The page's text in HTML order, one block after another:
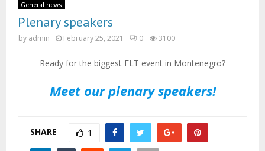
General news
Plenary speakers
by admin February 25, 2021 0 3100
Ready for the biggest ELT event in Montenegro?
Meet our plenary speakers!
SHARE 1